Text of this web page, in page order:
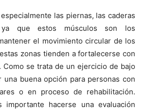
las piernas, las caderas
que estos músculos son los
el movimiento circular de los
zonas tienden a fortalecerse con
Como se trata de un ejercicio de bajo
una buena opción para personas con
o en proceso de rehabilitación.
importante hacerse una evaluación